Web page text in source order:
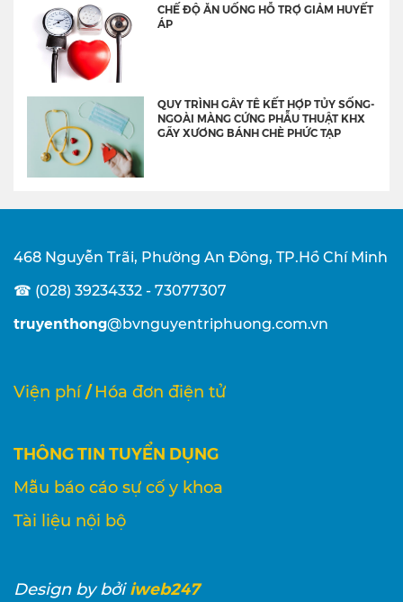
CHẾ ĐỘ ĂN UỐNG HỖ TRỢ GIẢM HUYẾT
ÁP
QUY TRÌNH GÂY TÊ KẾT HỢP TỦY SỐNG-
NGOÀI MÀNG CỨNG PHẪU THUẬT KHX
GÃY XƯƠNG BÁNH CHÈ PHỨC TẠP
468 Nguyễn Trãi, Phường An Đông, TP.Hồ Chí Minh
☎ (028) 39234332 - 73077307
truyenthong@bvnguyentriphuong.com.vn
Viện phí / Hóa đơn điện tử
THÔNG TIN TUYỂN DỤNG
Mẫu báo cáo sự cố y khoa
Tài liệu nội bộ
Designby bởi iweb247